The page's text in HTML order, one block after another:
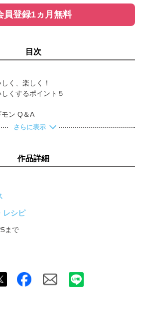
員登録1ヵ月無料
目次
く、楽しく！
くするポイント５
ン Q＆A
ーフ＆ドライアプリコット／アボカド＆
缶とリコッタチーズのリエット／ラムレ
焼きなすペースト／バッカラマンテカー
のサラダ
風サラダ
ダ
ラダ
のサラダ
ト マスタードドレッシング
さらに表示
作品詳細
レシピ
まで